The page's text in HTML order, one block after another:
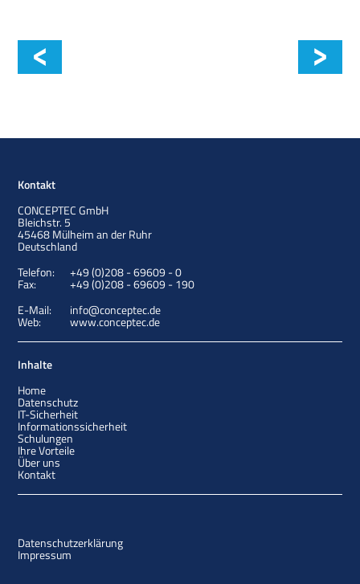
Kontakt
CONCEPTEC GmbH
Bleichstr. 5
45468Mülheim an der Ruhr
Deutschland
Telefon:
+49 (0)208 - 69609 - 0
Fax:
+49 (0)208 - 69609 - 190
E-Mail:
info@conceptec.de
Web: www.conceptec.de
Inhalte
Home
Datenschutz
IT-Sicherheit
Informationssicherheit
Schulungen
Ihre Vorteile
Über uns
Kontakt
Datenschutzerklärung
Impressum